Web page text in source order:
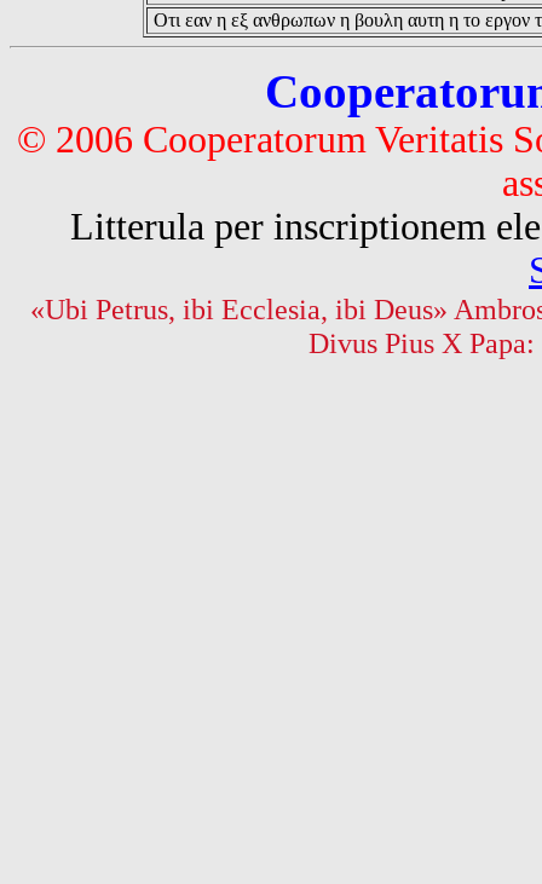
Οτι εαν η εξ ανθρωπων η βουλη αυτη η το εργον
© 2006 Cooperatorum Veritatis
Litterula per inscriptionem
«Ubi Petrus, ibi Ecclesia, ibi Deus»
Divus Pius X Papa: